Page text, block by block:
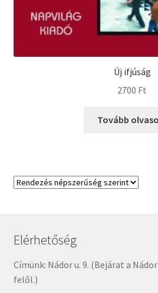
Új ifjúság
2700 Ft
Tovább
Elérhetőség
Címünk: Nádor u. 9. (Bejárat a
felől.)